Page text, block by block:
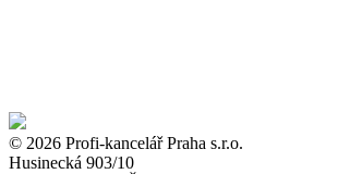
© 2026 Profi-kancelář Praha s.r.o.
Husinecká 903/10